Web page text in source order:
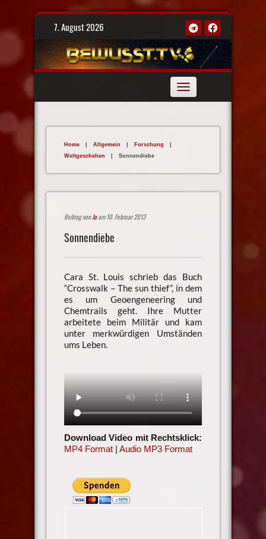
Skip
7. August 2026
Toggle
navigation
Home | Allgemein | Forschung
|
Weltgeschehen
| Sonnendiebe
Beitrag vonJoam 10. Februar 2013
Sonnendiebe
Cara St. Louis schrieb das Buch
“Crosswalk – The sun thief”, in dem
es um Geoengeneering und
Chemtrails geht. Ihre Mutter
arbeitete beim Militär und kam
unter merkwürdigen Umständen
ums Leben.
Download Video mit Rechtsklick:
MP4 Format| Audio MP3 Format